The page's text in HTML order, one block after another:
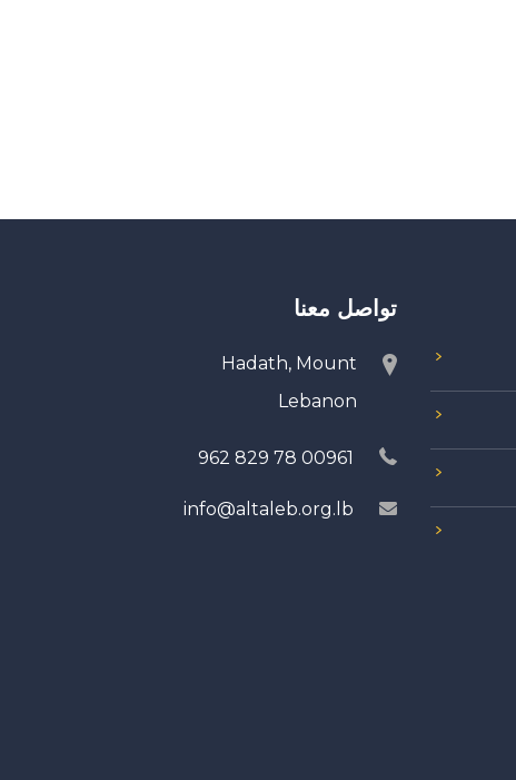
تواصل معنا
Hadath, Mount
Lebanon
00961 78 829 962
info@altaleb.org.lb